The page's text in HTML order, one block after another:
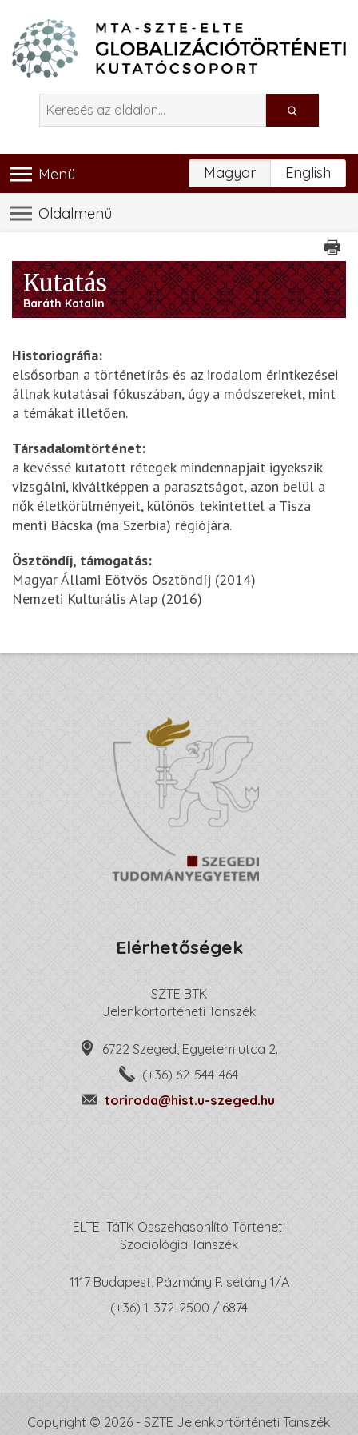
Magyar English
Menü
Oldalmenü
Kutatás
Baráth Katalin
Historiográfia:
elsősorban a történetírás és az irodalom érintkezései
állnak kutatásai fókuszában, úgy a módszereket, mint
a témákat illetően.
Társadalomtörténet:
a kevéssé kutatott rétegek mindennapjait igyekszik
vizsgálni, kiváltképpen a parasztságot, azon belül a
nők életkörülményeit, különös tekintettel a Tisza
menti Bácska (ma Szerbia) régiójára.
Ösztöndíj, támogatás:
Magyar Állami Eötvös Ösztöndíj (2014)
Nemzeti Kulturális Alap (2016)
Elérhetőségek
SZTE BTK
Jelenkortörténeti Tanszék
6722 Szeged, Egyetem utca 2.
(+36) 62-544-464
toriroda@hist.u-szeged.hu
ELTE TáTK Összehasonlító Történeti
Szociológia Tanszék
1117 Budapest, Pázmány P. sétány 1/A
(+36) 1-372-2500 / 6874
Copyright © 2026 - SZTE Jelenkortörténeti Tanszék